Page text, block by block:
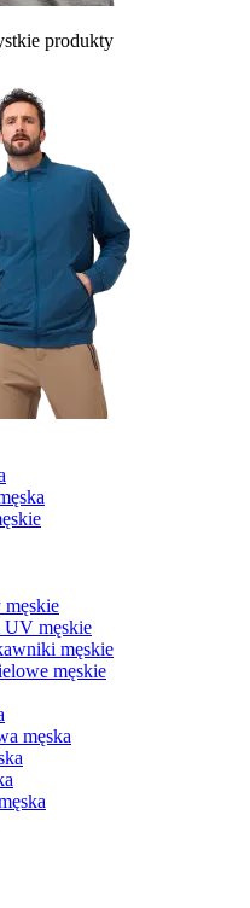
produkty
męskie
męskie
męskie
męska